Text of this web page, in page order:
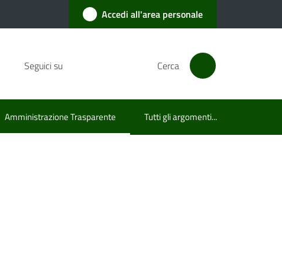
Accedi all'area personale
Seguici su Cerca
Amministrazione Trasparente
Menu selezionato Tutti gli argomenti...